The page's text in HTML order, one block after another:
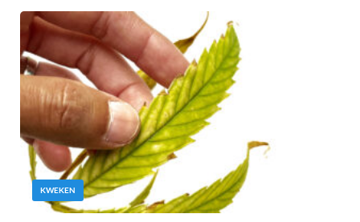
KWEKEN